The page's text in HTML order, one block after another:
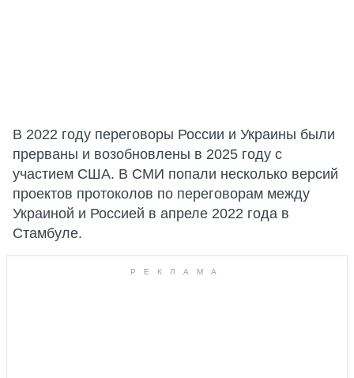
В 2022 году переговоры России и Украины были
прерваны и возобновлены в 2025 году с
участием США. В СМИ попали несколько версий
проектов протоколов по переговорам между
Украиной и Россией в апреле 2022 года в
Стамбуле.